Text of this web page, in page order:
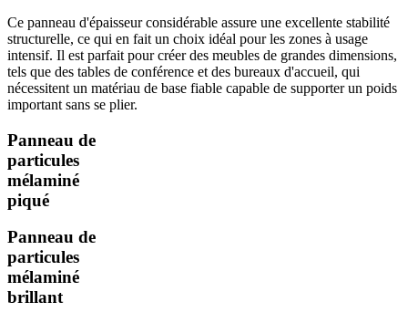
Ce panneau d'épaisseur considérable assure une excellente stabilité
structurelle, ce qui en fait un choix idéal pour les zones à usage
intensif. Il est parfait pour créer des meubles de grandes dimensions,
tels que des tables de conférence et des bureaux d'accueil, qui
nécessitent un matériau de base fiable capable de supporter un poids
important sans se plier.
Panneau de
particules
mélaminé
piqué
Panneau de
particules
mélaminé
brillant